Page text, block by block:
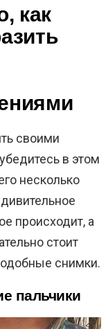
как
своими
в этом
несколько
происходит, а
стоит
снимки.
пальчики